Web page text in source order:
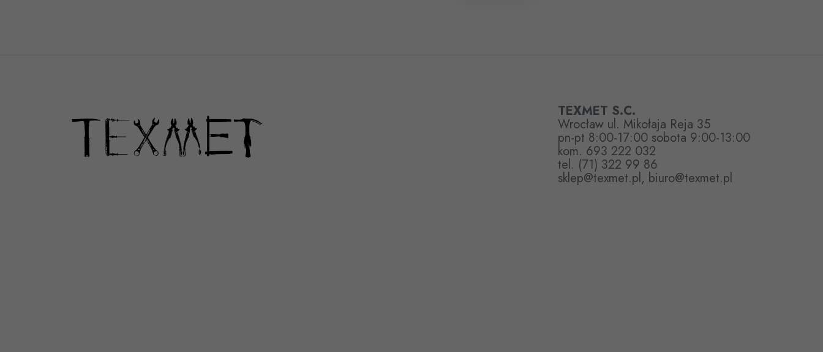
TEXMET S.C.
Wrocław ul. Mikołaja Reja 35
pn-pt 8:00-17:00 sobota 9:00-13:00
kom. 693 222 032
tel. (71) 322 99 86
sklep@texmet.pl, biuro@texmet.pl